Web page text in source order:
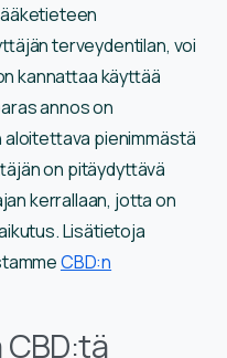
terveydentilan, voi
kannattaa käyttää
annos on
aloitettava pienimmästä
on pitäydyttävä
kerrallaan, jotta on
Lisätietoja
CBD:n